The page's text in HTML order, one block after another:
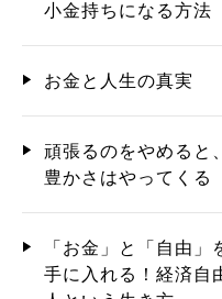
小金持ちになる方法
お金と人生の真実
頑張るのをやめると、
豊かさはやってくる
「お金」と「自由」
手に入れる！経済自